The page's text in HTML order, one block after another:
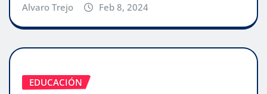
Alvaro Trejo Feb 8, 2024
EDUCACIÓN